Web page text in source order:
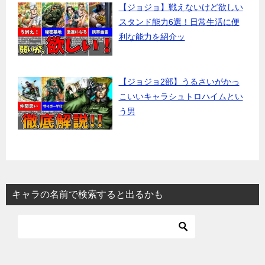
【ジョジョ】戦えないけど欲しい
スタンド能力6選！日常生活に便
利な能力を紹介ッ
【ジョジョ2部】うるさいがかっ
こいいキャラシュトロハイムとい
う男
キャラの名前で検索すると出るかも